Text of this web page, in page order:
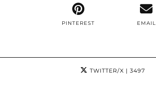
PINTEREST EMAIL
TWITTER/X | 3497